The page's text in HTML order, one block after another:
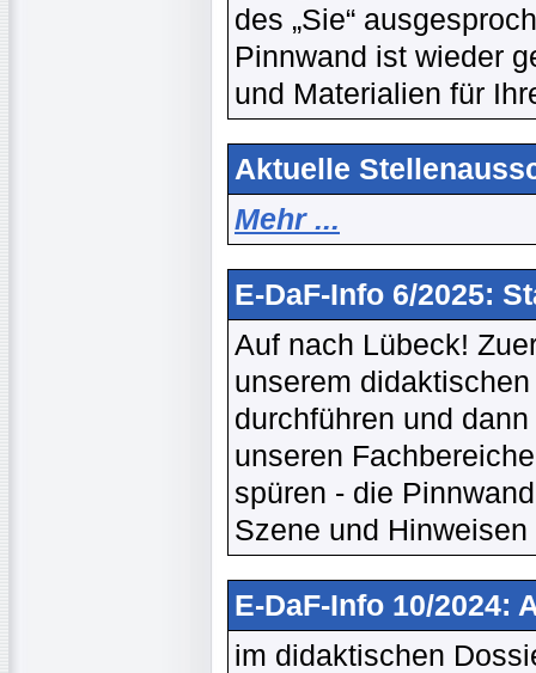
des „Sie“
Pinnwand ist wieder
und Materialien für
Aktuelle
Mehr ...
E-DaF-Info 6/2025:
Auf nach Lübeck!
unserem
durchführen und
unseren
spüren - die
Szene und
E-DaF-Info 10/2024:
im didaktischen